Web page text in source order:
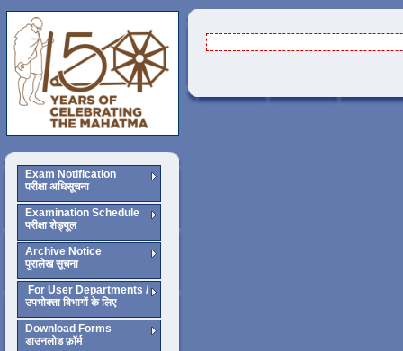
Exam Notification
परीक्षा अधिसूचना
Examination Schedule
परीक्षा शेड्यूल
Archive Notice
पुरालेख सूचना
For User Departments /
उपभोक्ता विभागों के लिए
Download Forms
डाउनलोड फ़ॉर्म